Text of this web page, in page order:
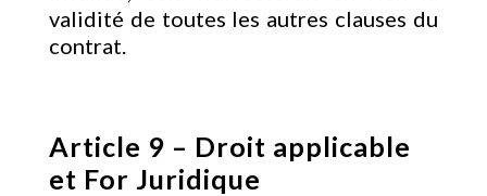
validité de toutes les autres clauses du
contrat.
Article 9 – Droit applicable
et For Juridique